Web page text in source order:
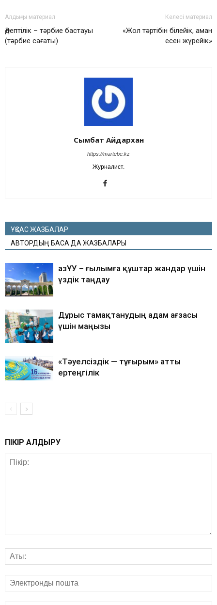
Алдыңғы материал
Әдептілік – тәрбие бастауы
(тәрбие сағаты)
Келесі материал
«Жол тəртібін білейік, аман
есен жүрейік»
Сымбат Айдархан
https://martebe.kz
Журналист.
ҰҚСАС ЖАЗБАЛАР
АВТОРДЫҢ БАСҚА ДА ЖАЗБАЛАРЫ
ҚазҰУ – ғылымға құштар жандар үшін
үздік таңдау
Дұрыс тамақтанудың адам ағзасы
үшін маңызы
«Тәуелсіздік — тұғырым» атты
ертеңгілік
ПІКІР ҚАЛДЫРУ